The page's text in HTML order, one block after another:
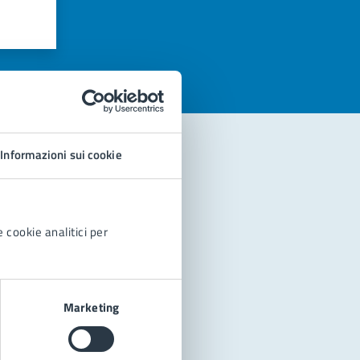
Informazioni sui cookie
cookie analitici per
Marketing